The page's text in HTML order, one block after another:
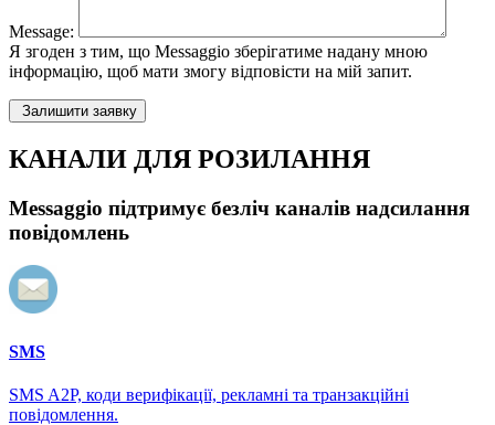
Message:
Я згоден з тим, що Messaggio зберігатиме надану мною
інформацію, щоб мати змогу відповісти на мій запит.
Залишити заявку
КАНАЛИ ДЛЯ РОЗИЛАННЯ
Messaggio підтримує безліч каналів надсилання
повідомлень
SMS
SMS A2P, коди верифікації, рекламні та транзакційні
повідомлення.